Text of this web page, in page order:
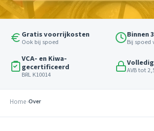
Gratis voorrijkosten
Ook bij spoed
Binnen
Bij spoed
VCA- en Kiwa-
gecertificeerd
BRL K10014 AVB tot
Home Over